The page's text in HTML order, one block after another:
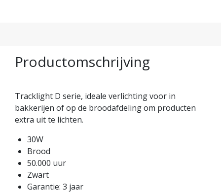
Productomschrijving
Tracklight D serie, ideale verlichting voor in
bakkerijen of op de broodafdeling om producten
extra uit te lichten.
30W
Brood
50.000 uur
Zwart
Garantie: 3 jaar